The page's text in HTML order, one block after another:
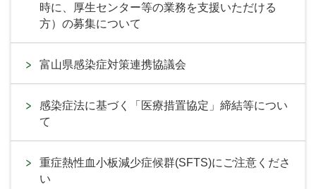
時に、厚生センター等の業務を支援いただける
方）の募集について
富山県感染症対策連携協議会
感染症法に基づく「医療措置協定」締結等につい
て
重症熱性血小板減少症候群(SFTS)にご注意くださ
い